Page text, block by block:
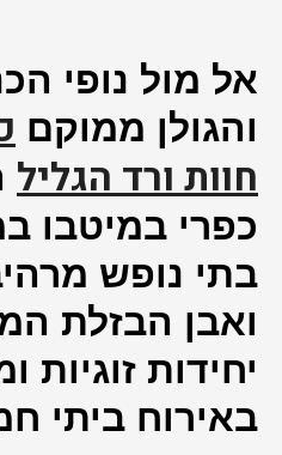
אל מול נופי
והגולן ממוקם
חוות ורד הגליל
בתי נופש
יחידות
באירוח ביתי